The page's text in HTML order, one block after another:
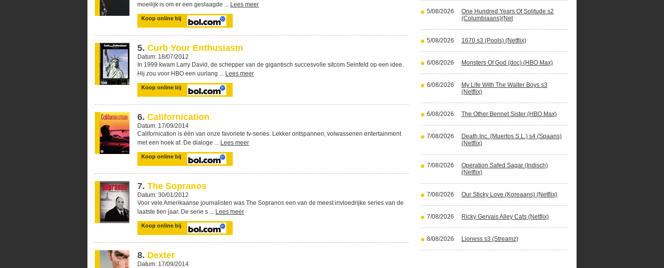
moeilijk is om er een geslaagde ... Lees meer
Koop online bij
5. Curb Your Enthusiasm
Datum: 18/07/2012
In 1999 kwam Larry David, de schepper van de gigantisch succesvolle sitcom Seinfeld op een idee.
Hij zou voor HBO een uurlang ... Lees meer
Koop online bij
6. Californication
Datum: 17/09/2014
Californication is één van onze favoriete tv-series. Lekker ontspannen, volwassenen entertainment
met een hoek af. De dialoge ... Lees meer
Koop online bij
7. The Sopranos
Datum: 30/01/2012
Voor vele Amerikaanse journalisten was The Sopranos een van de meest invloedrijke series van de
laatste tien jaar. De serie s ... Lees meer
Koop online bij
8. Dexter
Datum: 17/09/2014
5/08/2026
One Hundred Years Of Solitude s2
(Columbiaans)(Net
5/08/2026 1670 s3 (Pools) (Netflix)
6/08/2026 Monsters Of God (doc) (HBO Max)
6/08/2026
My Life With The Walter Boys s3
(Netflix)
6/08/2026 The Other Bennet Sister (HBO Max)
7/08/2026
Death Inc. (Muertos S.L.) s4 (Spaans)
(Netflix)
7/08/2026
Operation Safed Sagar (Indisch)
(Netflix)
7/08/2026 Our Sticky Love (Koreaans) (Netflix)
7/08/2026 Ricky Gervais Alley Cats (Netflix)
8/08/2026 Lioness s3 (Streamz)